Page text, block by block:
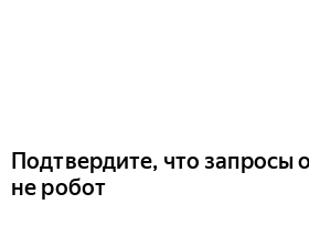
Подтвердите, что запросы
не робот